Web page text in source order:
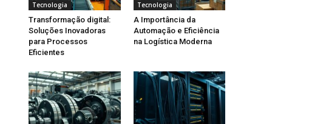
Tecnologia
Transformação digital:
Soluções Inovadoras
para Processos
Eficientes
Tecnologia
A Importância da
Automação e Eficiência
na Logística Moderna